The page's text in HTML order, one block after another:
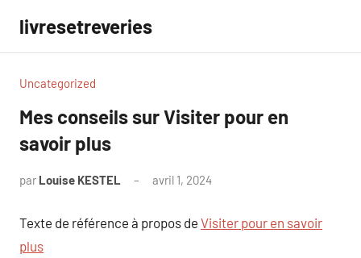
contenu
livresetreveries
Uncategorized
Mes conseils sur Visiter pour en
savoir plus
par Louise KESTEL avril 1, 2024
Texte de référence à propos de Visiter pour en savoir
plus